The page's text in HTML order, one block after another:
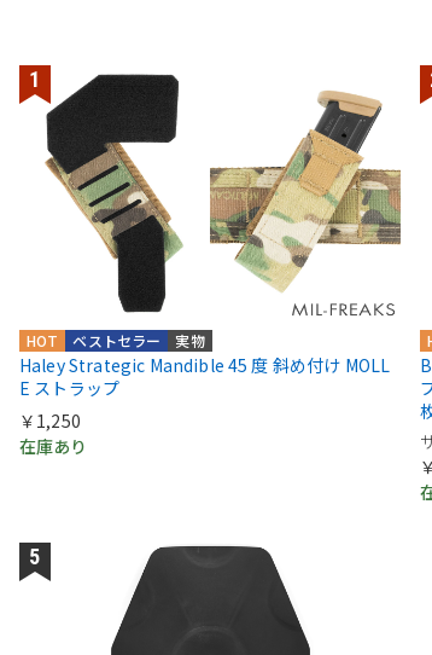
実物
ベストセラー
HOT
Haley Strategic Mandible 45 度 斜め付け MOLL
E ストラップ
￥1,250
在庫あり